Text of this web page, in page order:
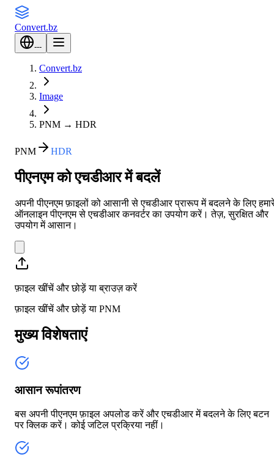
Convert.bz
---
Convert.bz
Image
PNM → HDR
PNM HDR
पीएनएम को एचडीआर में बदलें
अपनी पीएनएम फ़ाइलों को आसानी से एचडीआर प्रारूप में बदलने के लिए
ऑनलाइन पीएनएम से एचडीआर कनवर्टर का उपयोग करें। तेज़, सुरक्षित और
उपयोग में आसान।
फ़ाइल खींचें और छोड़ें या ब्राउज़ करें
फ़ाइल खींचें और छोड़ें या PNM
मुख्य विशेषताएं
आसान रूपांतरण
बस अपनी पीएनएम फ़ाइल अपलोड करें और एचडीआर में बदलने के लिए बटन
पर क्लिक करें। कोई जटिल प्रक्रिया नहीं।